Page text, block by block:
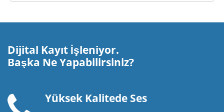
Dijital Kayıt İşleniyor.
Başka Ne Yapabilirsiniz?
Yüksek Kalitede Ses